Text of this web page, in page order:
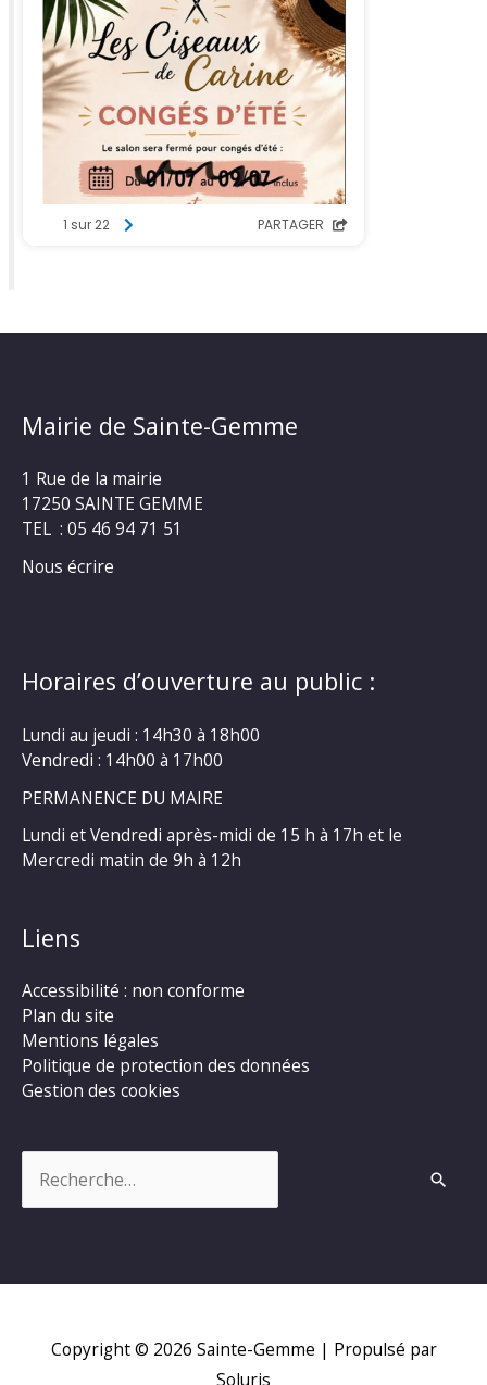
Mairie de Sainte-Gemme
1 Rue de la mairie
17250 SAINTE GEMME
TEL : 05 46 94 71 51
Nous écrire
Horaires d’ouverture au public :
Lundi au jeudi : 14h30 à 18h00
Vendredi : 14h00 à 17h00
PERMANENCE DU MAIRE
Lundi et Vendredi après-midi de 15 h à 17h et le
Mercredi matin de 9h à 12h
Liens
Accessibilité : non conforme
Plan du site
Mentions légales
Politique de protection des données
Gestion des cookies
Copyright © 2026 Sainte-Gemme | Propulsé par
Soluris